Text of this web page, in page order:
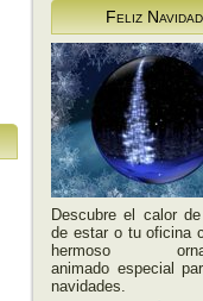
Feliz Navidad
Descubre el calor
de estar o tu oficina
hermoso
animado especial
navidades.